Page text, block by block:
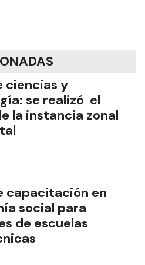
ciencias y
se realizó el
la instancia zonal
capacitación en
social para
de escuelas